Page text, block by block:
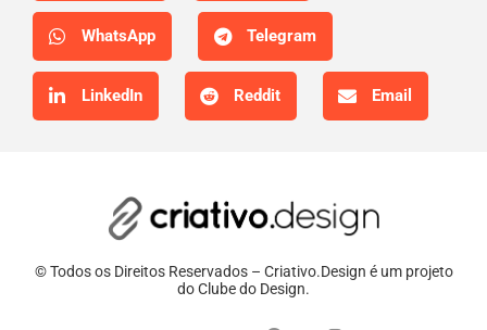
WhatsApp Telegram
LinkedIn Reddit Email
© Todos os Direitos Reservados – Criativo.Design é um projeto
do Clube do Design.